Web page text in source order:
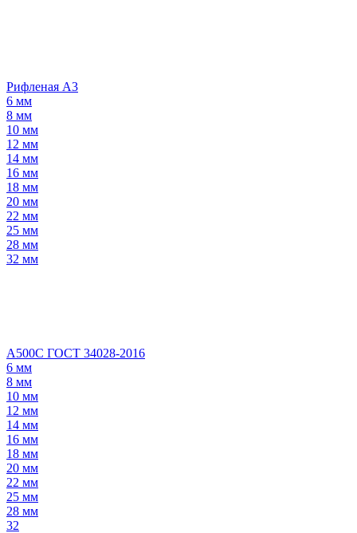
Рифленая А3
6 мм
8 мм
10 мм
12 мм
14 мм
16 мм
18 мм
20 мм
22 мм
25 мм
28 мм
32 мм
А500С ГОСТ 34028-2016
6 мм
8 мм
10 мм
12 мм
14 мм
16 мм
18 мм
20 мм
22 мм
25 мм
28 мм
32